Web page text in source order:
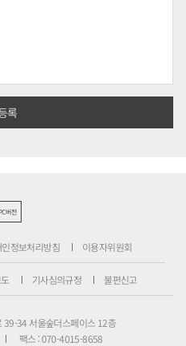
버전
인정보처리방침 이용자위원회
기사심의규정 불편신고
39-34 서울숲더스페이스 12층
팩스 : 070-4015-8658